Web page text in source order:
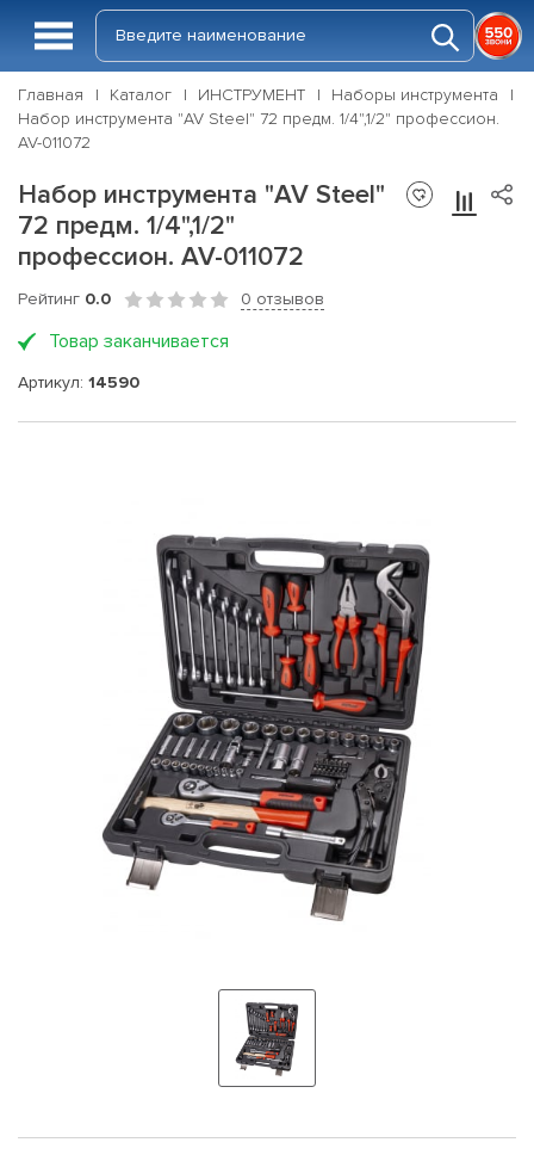
Главная Каталог ИНСТРУМЕНТ
Наборы инструмента
Набор инструмента "AV Steel" 72 предм. 1/4",1/2" профессион.
AV-011072
Набор инструмента "AV Steel"
72 предм. 1/4",1/2"
профессион. AV-011072
Рейтинг 0.0 0 отзывов
Товар заканчивается
Артикул: 14590